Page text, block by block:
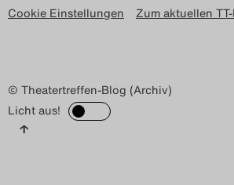
Cookie Einstellungen
Zum aktuellen
© Theatertreffen-Blog (Archiv)
Licht aus!
↑